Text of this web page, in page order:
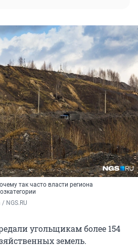
так часто власти региона
NGS.RU
угольщикам более 154
земель.